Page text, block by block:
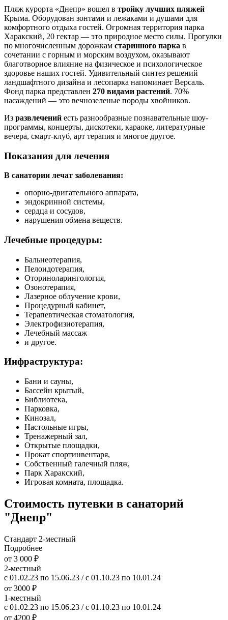
Пляж курорта «Днепр» вошел в тройку лучших пляжей
Крыма. Оборудован зонтами и лежаками и душами для
комфортного отдыха гостей. Огромная территория парка
Харакский, 20 гектар — это природное место силы. Прогулки
по многочисленным дорожкам старинного парка в
сочетании с горным и морским воздухом, оказывают
благотворное влияние на физическое и психологическое
здоровье наших гостей. Удивительный синтез решений
ландшафтного дизайна и лесопарка напоминает Версаль.
Фонд парка представлен 270 видами растений. 70%
насаждений — это вечнозеленые породы хвойников.
Из развлечений есть разнообразные познавательные шоу-
программы, концерты, дискотеки, караоке, литературные
вечера, смарт-клуб, арт терапия и многое другое.
Показания для лечения
В санатории лечат заболевания:
опорно-двигательного аппарата,
эндокринной системы,
сердца и сосудов,
нарушения обмена веществ.
Лечебные процедуры:
Бальнеотерапия,
Пелоидотерапия,
Оториноларингология,
Озонотерапия,
Лазерное облучение крови,
Процедурный кабинет,
Терапевтическая стоматология,
Электрофизиотерапия,
Лечебный массаж
и другое.
Инфраструктура:
Бани и сауны,
Бассейн крытый,
Библиотека,
Парковка,
Кинозал,
Настольные игры,
Тренажерный зал,
Открытые площадки,
Прокат спортинвентаря,
Собственный галечный пляж,
Парк Харакский,
Игровая комната, площадка.
Стоимость путевки в санаторий
"Днепр"
Стандарт 2-местный
Подробнее
от 3 000 ₽
2-местный
с 01.02.23 по 15.06.23 / с 01.10.23 по 10.01.24
от 3000 ₽
1-местный
с 01.02.23 по 15.06.23 / с 01.10.23 по 10.01.24
от 4200 ₽